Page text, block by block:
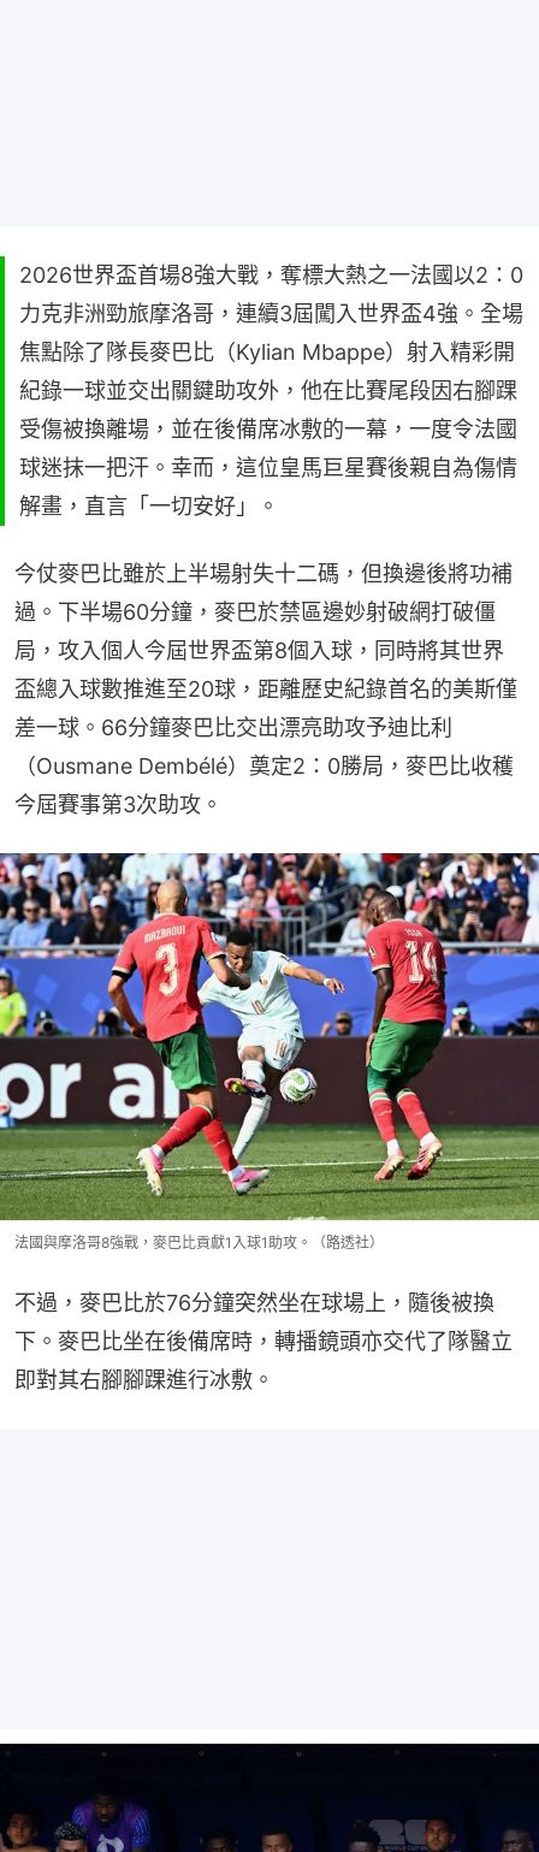
2026世界盃首場8強大戰，奪標大熱之一法國以2：0
力克非洲勁旅摩洛哥，連續3屆闖入世界盃4強。全場
焦點除了隊長麥巴比（Kylian Mbappe）射入精彩開
紀錄一球並交出關鍵助攻外，他在比賽尾段因右腳踝
受傷被換離場，並在後備席冰敷的一幕，一度令法國
球迷抹一把汗。幸而，這位皇馬巨星賽後親自為傷情
解畫，直言「一切安好」。
今仗麥巴比雖於上半場射失十二碼，但換邊後將功補
過。下半場60分鐘，麥巴於禁區邊妙射破網打破僵
局，攻入個人今屆世界盃第8個入球，同時將其世界
盃總入球數推進至20球，距離歷史紀錄首名的美斯僅
差一球。66分鐘麥巴比交出漂亮助攻予迪比利
（Ousmane Dembélé）奠定2：0勝局，麥巴比收穫
今屆賽事第3次助攻。
法國與摩洛哥8強戰，麥巴比貢獻1入球1助攻。（路透社）
不過，麥巴比於76分鐘突然坐在球場上，隨後被換
下。麥巴比坐在後備席時，轉播鏡頭亦交代了隊醫立
即對其右腳腳踝進行冰敷。